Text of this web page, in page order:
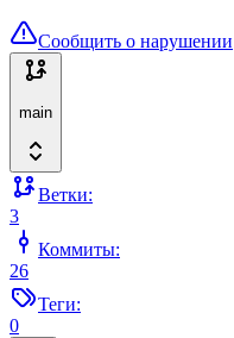
Сообщить о нарушении
main
Ветки:
3
Коммиты:
26
Теги:
0